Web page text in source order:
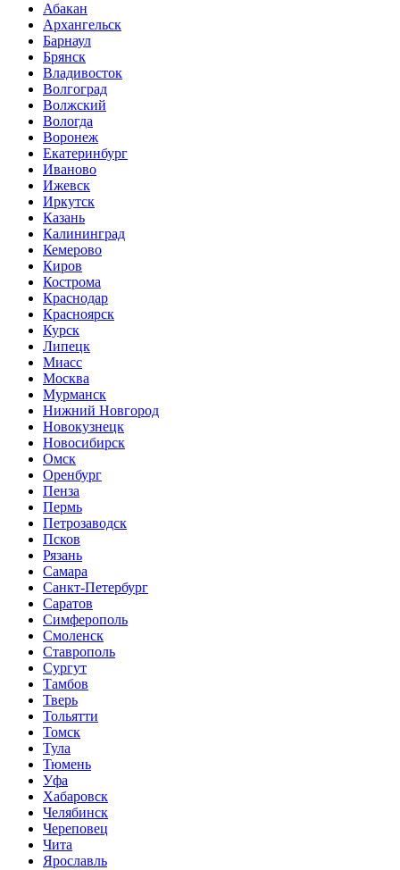
Абакан
Архангельск
Барнаул
Брянск
Владивосток
Волгоград
Волжский
Вологда
Воронеж
Екатеринбург
Иваново
Ижевск
Иркутск
Казань
Калининград
Кемерово
Киров
Кострома
Краснодар
Красноярск
Курск
Липецк
Миасс
Москва
Мурманск
Нижний Новгород
Новокузнецк
Новосибирск
Омск
Оренбург
Пенза
Пермь
Петрозаводск
Псков
Рязань
Самара
Санкт-Петербург
Саратов
Симферополь
Смоленск
Ставрополь
Сургут
Тамбов
Тверь
Тольятти
Томск
Тула
Тюмень
Уфа
Хабаровск
Челябинск
Череповец
Чита
Ярославль